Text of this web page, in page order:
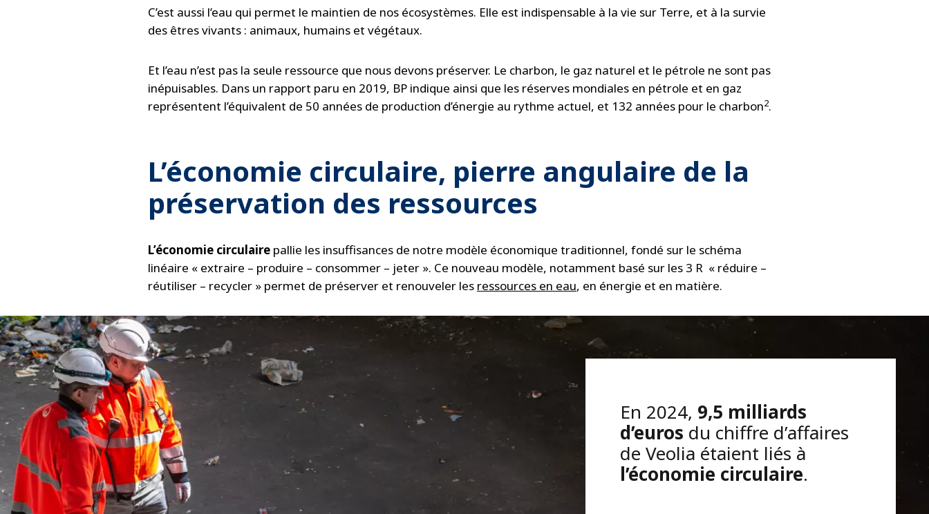
C’est aussi l’eau qui permet le maintien de nos écosystèmes. Elle est indispensable à la vie sur Terre, et à la survie
des êtres vivants : animaux, humains et végétaux.
Et l’eau n’est pas la seule ressource que nous devons préserver. Le charbon, le gaz naturel et le pétrole ne sont pas
inépuisables. Dans un rapport paru en 2019, BP indique ainsi que les réserves mondiales en pétrole et en gaz
représentent l’équivalent de 50 années de production d’énergie au rythme actuel, et 132 années pour le charbon2.
L’économie circulaire, pierre angulaire de la
préservation des ressources
L’économie circulaire pallie les insuffisances de notre modèle économique traditionnel, fondé sur le schéma
linéaire « extraire – produire – consommer – jeter ». Ce nouveau modèle, notamment basé sur les 3 R « réduire –
réutiliser – recycler » permet de préserver et renouveler les ressources en eau, en énergie et en matière.
En 2024, 9,5 milliards
d’euros du chiffre d’affaires
de Veolia étaient liés à
l’économie circulaire.